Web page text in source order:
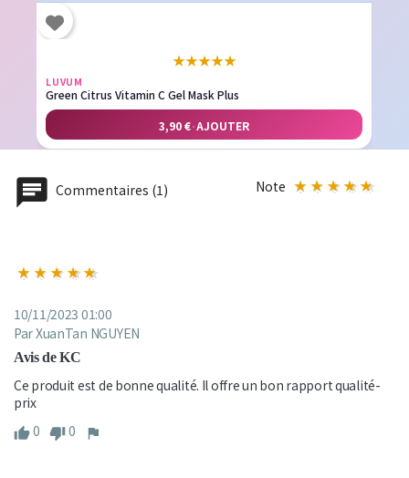
★★★★★
LUVUM
Green Citrus Vitamin C Gel Mask Plus
3,90 €·AJOUTER
Commentaires (1) Note
10/11/2023 01:00
Par XuanTan NGUYEN
Avis de KC
Ce produit est de bonne qualité. Il offre un bon rapport qualité-
prix
0
0